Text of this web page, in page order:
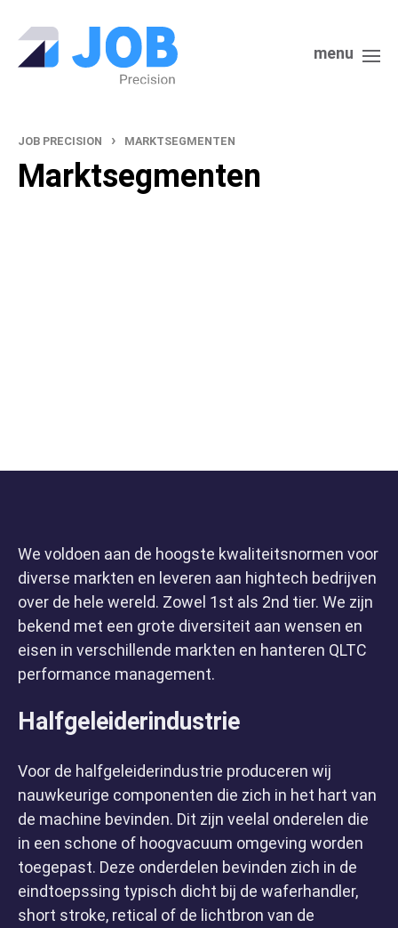
menu
Home
JOB PRECISION › MARKTSEGMENTEN
Marktsegmenten
We voldoen aan de hoogste kwaliteitsnormen voor
diverse markten en leveren aan hightech bedrijven
over de hele wereld. Zowel 1st als 2nd tier. We zijn
bekend met een grote diversiteit aan wensen en
eisen in verschillende markten en hanteren QLTC
performance management.
Halfgeleiderindustrie
Voor de halfgeleiderindustrie produceren wij
nauwkeurige componenten die zich in het hart van
de machine bevinden. Dit zijn veelal onderelen die
in een schone of hoogvacuum omgeving worden
toegepast. Deze onderdelen bevinden zich in de
eindtoepssing typisch dicht bij de waferhandler,
short stroke, retical of de lichtbron van de